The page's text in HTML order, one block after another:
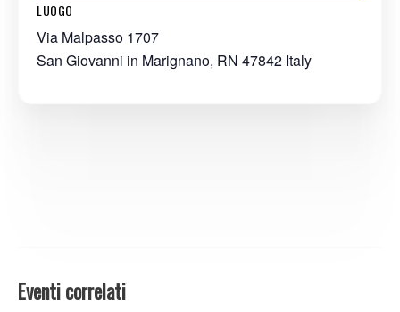
LUOGO
Via Malpasso 1707
San Giovanni in Marignano, RN 47842 Italy
Eventi correlati